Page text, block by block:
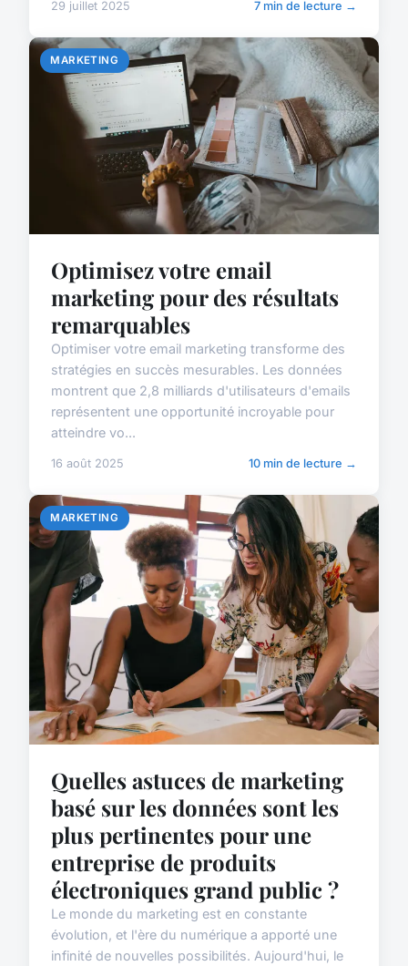
29 juillet 2025 7 min de lecture →
MARKETING
Optimisez votre email
marketing pour des résultats
remarquables
Optimiser votre email marketing transforme des
stratégies en succès mesurables. Les données
montrent que 2,8 milliards d'utilisateurs d'emails
représentent une opportunité incroyable pour
atteindre vo...
16 août 2025 10 min de lecture →
MARKETING
Quelles astuces de marketing
basé sur les données sont les
plus pertinentes pour une
entreprise de produits
électroniques grand public ?
Le monde du marketing est en constante
évolution, et l'ère du numérique a apporté une
infinité de nouvelles possibilités. Aujourd'hui, le